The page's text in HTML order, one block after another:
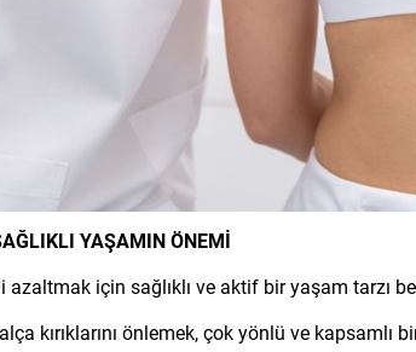
YAŞAMIN ÖNEMİ
azaltmak için sağlıklı ve aktif bir yaşam tarzı
kırıklarını önlemek, çok yönlü ve